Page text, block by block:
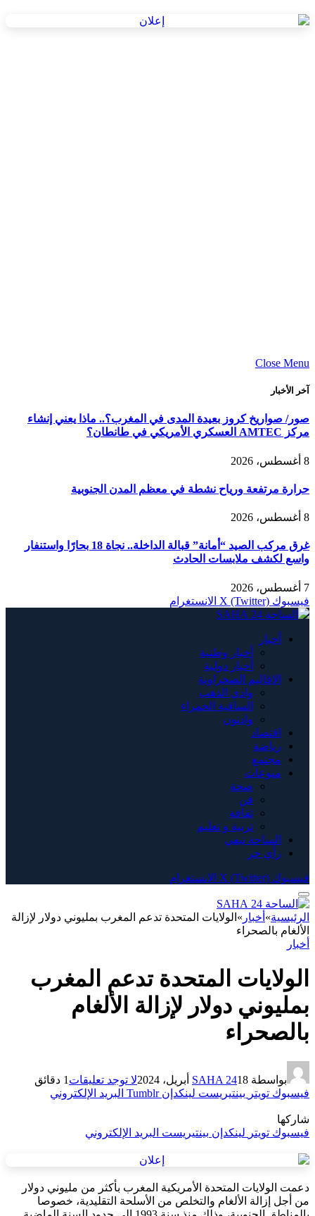
Close Menu
آخر الأخبار
صور/ صواريخ كروز بعيدة المدى في المغرب؟.. ماذا يعني إنشاء
مركز AMTEC العسكري الأمريكي في طانطان؟
8 أغسطس، 2026
حرارة مرتفعة ورياح نشطة في معظم المدن الجنوبية
8 أغسطس، 2026
غرق مركب الصيد “أمانة” قبالة الداخلة.. نجاة 18 بحارًا واستنفار
واسع لكشف ملابسات الحادث
7 أغسطس، 2026
فيسبوك X (Twitter) الانستغرام
أخبار
أخبار وطنية
أخبار دولية
الاقاليم الصحراوية
وادي الذهب
الساقية الحمراء
وادنون
اقتصاد
رياضة
مجتمع
منوعات
صحة
فن
ثقافة
تربية و تعليم
الساحة تيفي
رأي حر
فيسبوك X (Twitter) الانستغرام
الرئيسية» أخبار » الولايات المتحدة تدعم المغرب بمليوني دولار لإزالة
الألغام بالصحراء
أخبار
الولايات المتحدة تدعم المغرب
بمليوني دولار لإزالة الألغام
بالصحراء
بواسطة SAHA 2418 أبريل، 2024 لا توجد تعليقات 1 دقائق
فيسبوك تويتر بينتيريست لينكدإن Tumblr البريد الإلكتروني
شاركها
فيسبوك تويتر لينكدإن بينتيريست البريد الإلكتروني
دعمت الولايات المتحدة الأمريكية المغرب بأكثر من مليوني دولار
من أجل إزالة الألغام والتخلص من الأسلحة التقليدية، خصوصا